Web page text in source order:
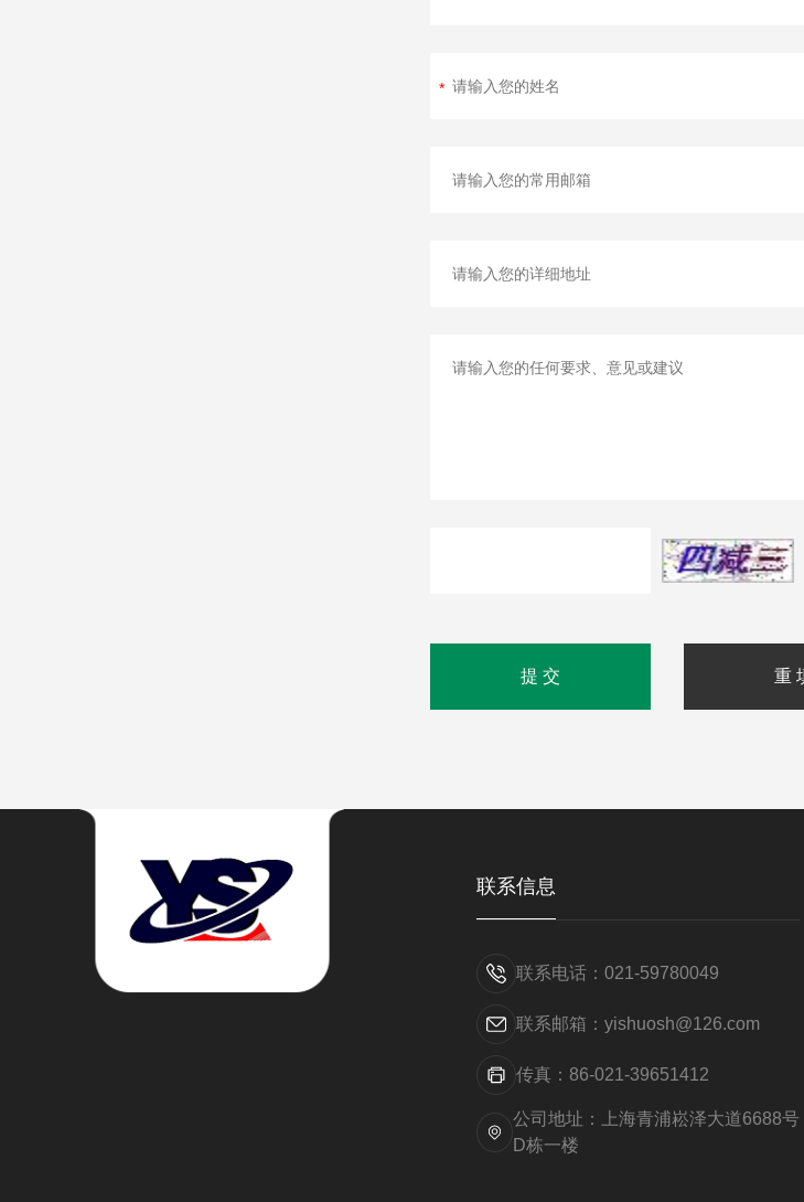
联系信息
联系电话：021-59780049
联系邮箱：yishuosh@126.com
传真：86-021-39651412
公司地址：上海青浦崧泽大道6688号
D栋一楼